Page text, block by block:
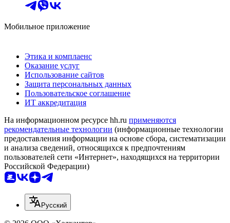
Мобильное приложение
Этика и комплаенс
Оказание услуг
Использование сайтов
Защита персональных данных
Пользовательское соглашение
ИТ аккредитация
На информационном ресурсе hh.ru применяются
рекомендательные технологии (информационные технологии
предоставления информации на основе сбора, систематизации
и анализа сведений, относящихся к предпочтениям
пользователей сети «Интернет», находящихся на территории
Российской Федерации)
Русский